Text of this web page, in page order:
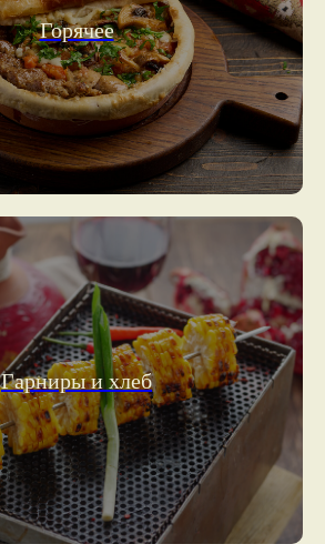
Горячее
Гарниры и хлеб